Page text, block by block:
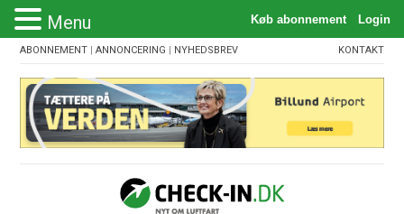
ABONNEMENT |ANNONCERING | NYHEDSBREV KONTAKT
Menu